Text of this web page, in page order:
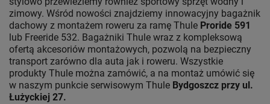
zimowy. Wśród nowości znajdziemy innowacyjny bagażnik
dachowy z montażem roweru za ramę Thule Proride 591
lub Freeride 532. Bagażniki Thule wraz z kompleksową
ofertą akcesoriów montażowych, pozwolą na bezpieczny
transport zarówno dla auta jak i roweru. Wszystkie
produkty Thule można zamówić, a na montaż umówić się
w naszym punkcie serwisowym Thule Bydgoszcz przy ul.
Łużyckiej 27.